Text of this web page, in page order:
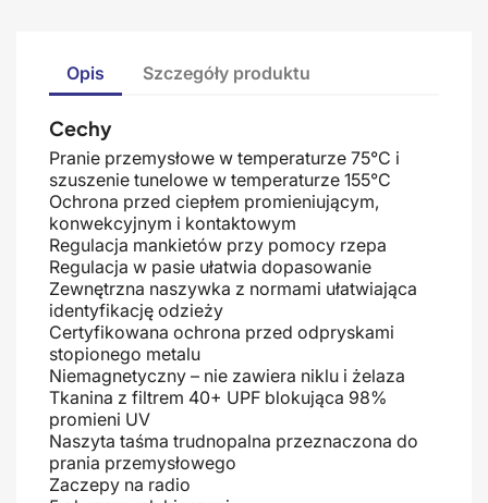
Opis Szczegóły produktu
Cechy
Pranie przemysłowe w temperaturze 75°C i
szuszenie tunelowe w temperaturze 155°C
Ochrona przed ciepłem promieniującym,
konwekcyjnym i kontaktowym
Regulacja mankietów przy pomocy rzepa
Regulacja w pasie ułatwia dopasowanie
Zewnętrzna naszywka z normami ułatwiająca
identyfikację odzieży
Certyfikowana ochrona przed odpryskami
stopionego metalu
Niemagnetyczny – nie zawiera niklu i żelaza
Tkanina z filtrem 40+ UPF blokująca 98%
promieni UV
Naszyta taśma trudnopalna przeznaczona do
prania przemysłowego
Zaczepy na radio